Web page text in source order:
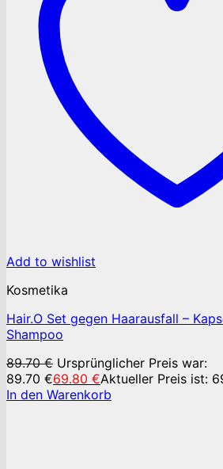
Add to wishlist
Kosmetika
Hair.O Set gegen Haarausfall –
Shampoo
89.70€ Ursprünglicher Preis war:
89.70 €69.80 €Aktueller Preis ist:
In den Warenkorb